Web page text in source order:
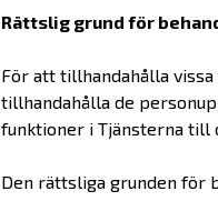
Rättslig grund för
För att tillhandahålla
tillhandahålla de
funktioner i Tjänsterna till
Den rättsliga grunden för